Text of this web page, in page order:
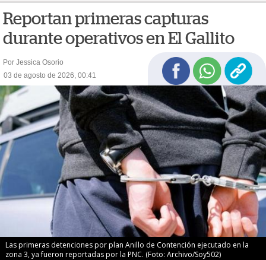
Reportan primeras capturas
durante operativos en El Gallito
Por Jessica Osorio
03 de agosto de 2026, 00:41
Las primeras detenciones por plan Anillo de Contención ejecutado en la
zona 3, ya fueron reportadas por la PNC. (Foto: Archivo/Soy502)